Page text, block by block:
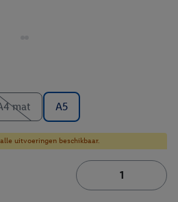
mat A5
uitvoeringen beschikbaar.